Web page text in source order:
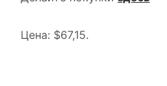
Цена: $67,15.